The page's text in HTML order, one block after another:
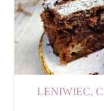
LENIWIEC,